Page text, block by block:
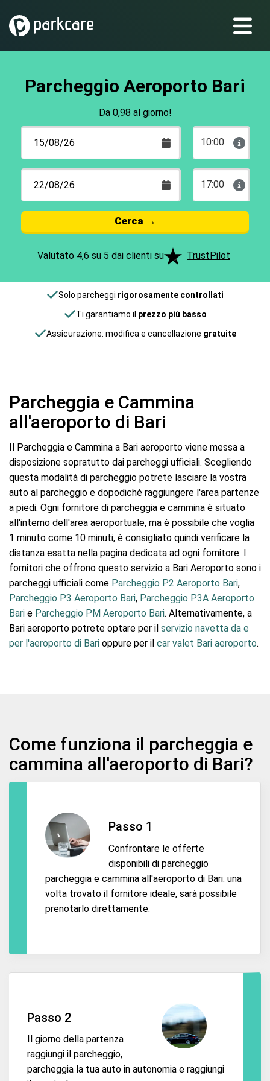
Parcheggio Aeroporto Bari
Da 0,98 al giorno!
10:00
17:00
Cerca →
Valutato 4,6 su 5 dai clienti su TrustPilot
Solo parcheggi rigorosamente controllati
Ti garantiamo il prezzo più basso
Assicurazione: modifica e cancellazione gratuite
Parcheggia e Cammina
all'aeroporto di Bari
Il Parcheggia e Cammina a Bari aeroporto viene messa a
disposizione sopratutto dai parcheggi ufficiali. Scegliendo
questa modalità di parcheggio potrete lasciare la vostra
auto al parcheggio e dopodiché raggiungere l'area partenze
a piedi. Ogni fornitore di parcheggia e cammina è situato
all'interno dell'area aeroportuale, ma è possibile che voglia
1 minuto come 10 minuti, è consigliato quindi verificare la
distanza esatta nella pagina dedicata ad ogni fornitore. I
fornitori che offrono questo servizio a Bari Aeroporto sono i
parcheggi ufficiali come Parcheggio P2 Aeroporto Bari,
Parcheggio P3 Aeroporto Bari, Parcheggio P3A Aeroporto
Bari e Parcheggio PM Aeroporto Bari. Alternativamente, a
Bari aeroporto potrete optare per il servizio navetta da e
per l'aeroporto di Bari oppure per il car valet Bari aeroporto.
Come funziona il parcheggia e
cammina all'aeroporto di Bari?
Passo 1
Confrontare le offerte
disponibili di parcheggio
parcheggia e cammina all'aeroporto di Bari: una
volta trovato il fornitore ideale, sarà possibile
prenotarlo direttamente.
Passo 2
Il giorno della partenza
raggiungi il parcheggio,
parcheggia la tua auto in autonomia e raggiungi